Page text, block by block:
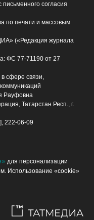
согласия
по печати и массовым
(«Редакция журнала
ФС 77-71190 от 27
сфере связи,
Рауфовна
Татарстан Респ., г.
222-06-09
для персонализации
Использование «cookie»